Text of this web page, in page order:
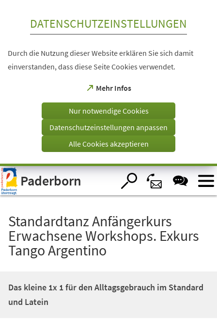
Visuelle
Assistenzsoftware
öffnen.
DATENSCHUTZEINSTELLUNGEN
Durch die Nutzung dieser Website erklären Sie sich damit
einverstanden, dass diese Seite Cookies verwendet.
Mehr Infos
(Öffnet
einem
Tab)
Nur notwendige Cookies
Datenschutzeinstellungen anpassen
Alle Cookies akzeptieren
Paderborn
Standardtanz Anfängerkurs
Erwachsene Workshops. Exkurs
Tango Argentino
Das kleine 1x 1 für den Alltagsgebrauch im Standard
und Latein